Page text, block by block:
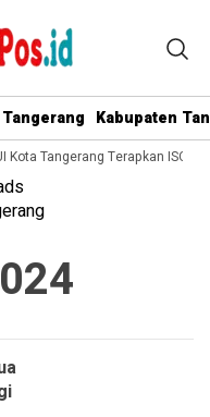
Kabupaten
Tangerang Terapkan ISO